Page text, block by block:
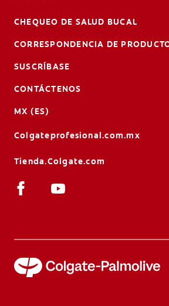
CHEQUEO DE SALUD BUCAL
CORRESPONDENCIA DE
SUSCRÍBASE
CONTÁCTENOS
MX (ES)
Colgateprofesional.com.mx
Tienda.Colgate.com